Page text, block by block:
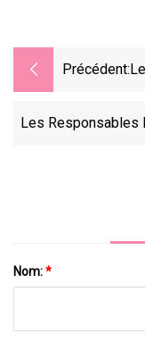
Précédent:
Les Responsables
Nom:*